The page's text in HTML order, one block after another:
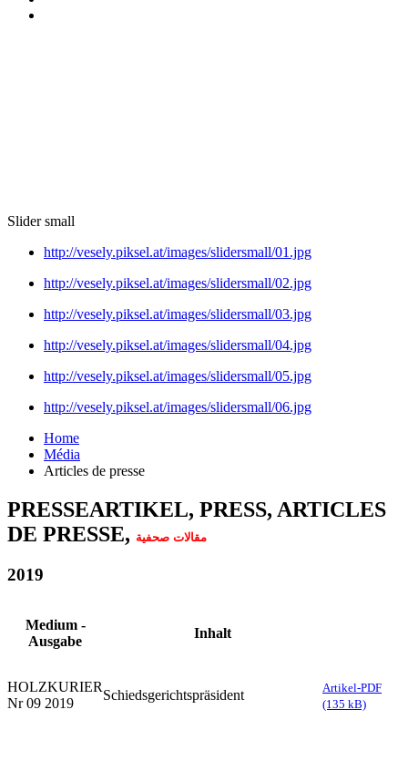
Slider small
http://vesely.piksel.at/images/slidersmall/01.jpg
http://vesely.piksel.at/images/slidersmall/02.jpg
http://vesely.piksel.at/images/slidersmall/03.jpg
http://vesely.piksel.at/images/slidersmall/04.jpg
http://vesely.piksel.at/images/slidersmall/05.jpg
http://vesely.piksel.at/images/slidersmall/06.jpg
Home
Média
Articles de presse
PRESSEARTIKEL, PRESS, ARTICLES
DE PRESSE, مقالات صحفية
2019
Medium -
Ausgabe
Inhalt
HOLZKURIER
Nr 09 2019
Schiedsgerichtspräsident
Artikel-PDF
(135 kB)